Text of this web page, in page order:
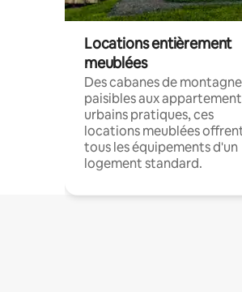
Locations entièrement
meublées
Des cabanes de montagne
paisibles aux
urbains pratiques, ces
locations meublées
tous les équipements d'un
logement standard.